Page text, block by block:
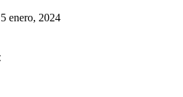
enero, 2024